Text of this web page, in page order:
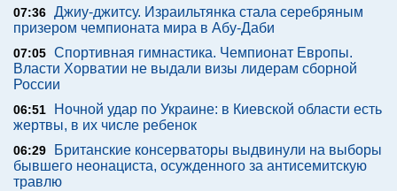
07:36 Джиу-джитсу. Израильтянка стала серебряным
призером чемпионата мира в Абу-Даби
07:05 Спортивная гимнастика. Чемпионат Европы.
Власти Хорватии не выдали визы лидерам сборной
России
06:51
Ночной удар по Украине: в Киевской области есть
жертвы, в их числе ребенок
06:29
Британские консерваторы выдвинули на выборы
бывшего неонациста, осужденного за антисемитскую
травлю